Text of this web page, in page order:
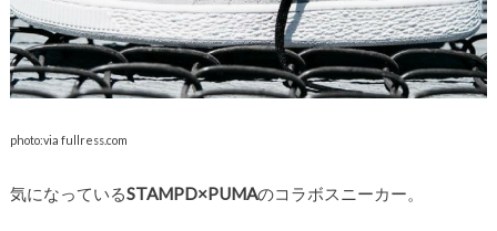
photo:via fullress.com
気になっているSTAMPD×PUMAのコラボスニーカー。